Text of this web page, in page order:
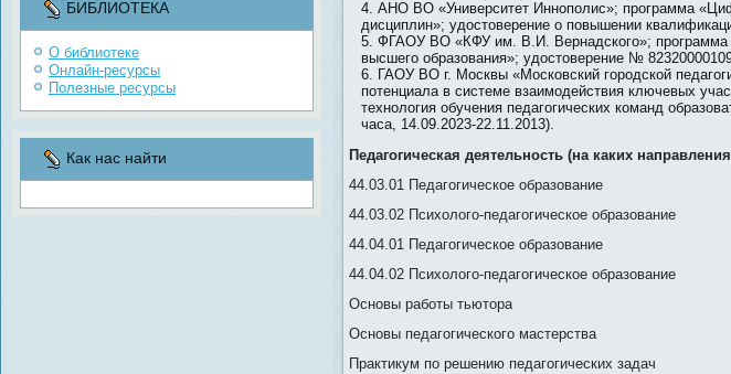
БИБЛИОТЕКА
О библиотеке
Онлайн-ресурсы
Полезные ресурсы
Как нас найти
АНО ВО «Университет Иннополис»; программа
дисциплин»; удостоверение о повышении
ФГАОУ ВО «КФУ им. В.И. Вернадского»; программа
высшего образования»; удостоверение №
ГАОУ ВО г. Москвы «Московский городской
потенциала в системе взаимодействия ключевых
технология обучения педагогических команд
часа, 14.09.2023-22.11.2013).
Педагогическая деятельность (на каких
44.03.01 Педагогическое образование
44.03.02 Психолого-педагогическое образование
44.04.01 Педагогическое образование
44.04.02 Психолого-педагогическое образование
Основы работы тьютора
Основы педагогического мастерства
Практикум по решению педагогических задач